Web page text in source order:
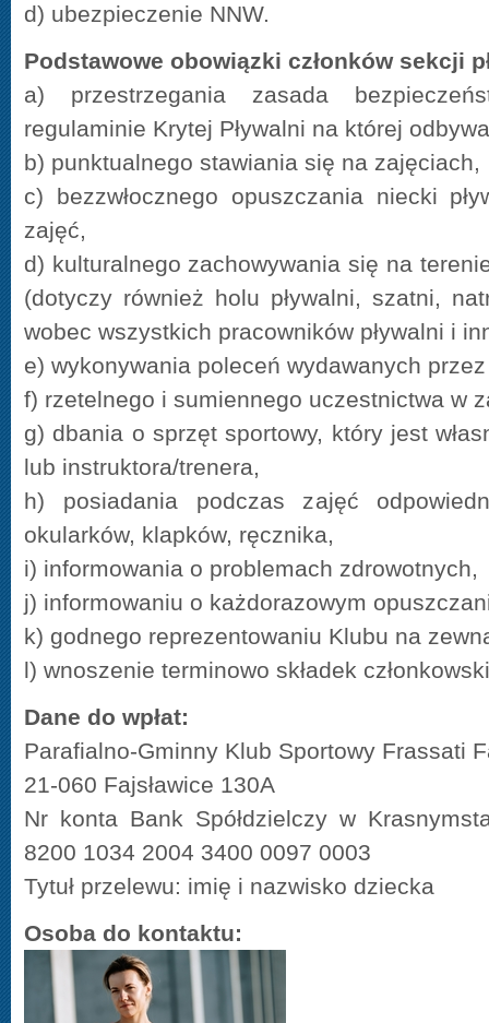
d) ubezpieczenie NNW.
Podstawowe obowiązki członków sekcji
a) przestrzegania zasada
regulaminie Krytej Pływalni na której
b) punktualnego stawiania się na zajęciach,
c) bezzwłocznego opuszczania niecki
zajęć,
d) kulturalnego zachowywania się na
(dotyczy również holu pływalni, szatni,
wobec wszystkich pracowników pływalni i
e) wykonywania poleceń wydawanych
f) rzetelnego i sumiennego uczestnictwa w
g) dbania o sprzęt sportowy, który jest
lub instruktora/trenera,
h) posiadania podczas zajęć
okularków, klapków, ręcznika,
i) informowania o problemach zdrowotnych,
j) informowaniu o każdorazowym
k) godnego reprezentowaniu Klubu na
l) wnoszenie terminowo składek
Dane do wpłat:
Parafialno-Gminny Klub Sportowy Frassati
21-060 Fajsławice 130A
Nr konta Bank Spółdzielczy w
8200 1034 2004 3400 0097 0003
Tytuł przelewu: imię i nazwisko dziecka
Osoba do kontaktu: